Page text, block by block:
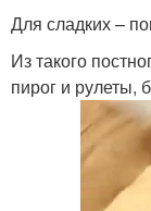
Для сладких –
Из такого
пирог и рулеты,